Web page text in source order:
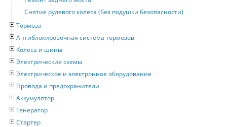
Снятие рулевого колеса (без подушки безопасности)
Тормоза
Антиблокировочная система тормозов
Колеса и шины
Электрические схемы
Электрическое и электронное оборудование
Провода и предохранители
Аккумулятор
Генератор
Стартер